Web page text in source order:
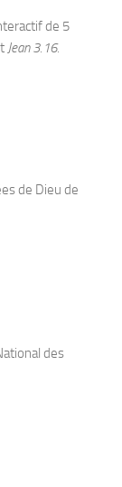
de 5
Jean 3.16.
de Dieu de
des